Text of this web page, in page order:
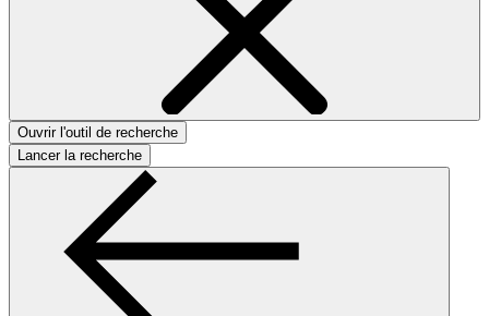
Ouvrir l'outil de recherche
Lancer la recherche